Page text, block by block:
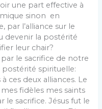
une part effective à
sinon en
par l’alliance sur le
devenir la postérité
leur chair?
le sacrifice de notre
spirituelle:
ces deux alliances. Le
fidèles mes saints
le sacri­fice. Jésus fut le